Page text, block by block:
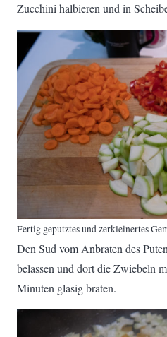
Zucchini halbieren und in
Fertig geputztes und zerkleinertes
Den Sud vom Anbraten des
belassen und dort die Zwiebeln
Minuten glasig braten.